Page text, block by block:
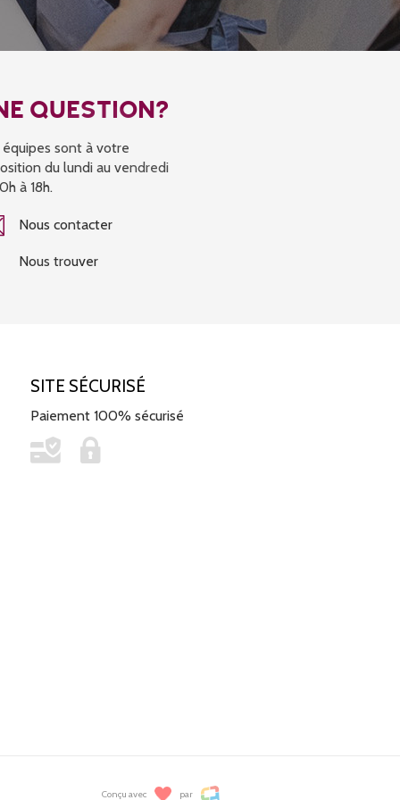
QUESTION?
équipes sont à votre
du lundi au vendredi
à 18h.
Nous contacter
Nous trouver
SITE SÉCURISÉ
Paiement 100% sécurisé
Conçu avec par